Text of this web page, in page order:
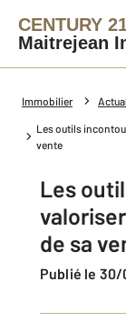
CENTURY
Maitrejean
Immobilier
Les outils
vente
Les
de sa
Publié le